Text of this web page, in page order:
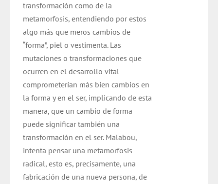
transformación como de la
metamorfosis, entendiendo por estos
algo más que meros cambios de
“forma”, piel o vestimenta. Las
mutaciones o transformaciones que
ocurren en el desarrollo vital
comprometerían más bien cambios en
la forma y en el ser, implicando de esta
manera, que un cambio de forma
puede significar también una
transformación en el ser. Malabou,
intenta pensar una metamorfosis
radical, esto es, precisamente, una
fabricación de una nueva persona, de